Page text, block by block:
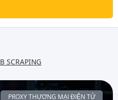
SCRAPING
PROXY THƯƠNG MẠI ĐIỆN TỬ